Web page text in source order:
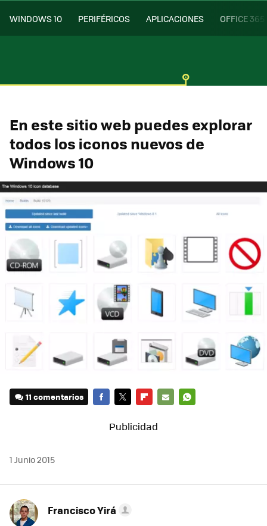
WINDOWS 10 PERIFÉRICOS APLICACIONES OFFICE 365
En este sitio web puedes explorar
todos los iconos nuevos de
Windows 10
11 comentarios
1 Junio 2015
Francisco Yirá